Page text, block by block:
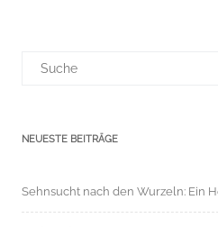
NEUESTE BEITRÄGE
Sehnsucht nach den Wurzeln: Ein